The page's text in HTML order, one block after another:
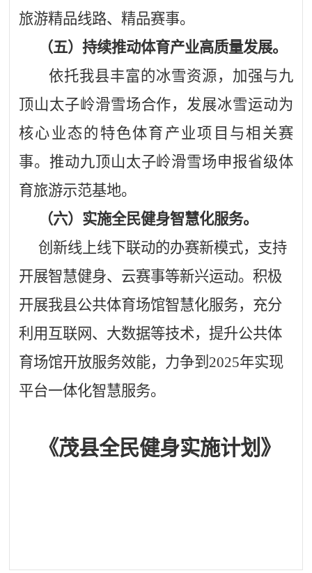
旅游精品线路、精品赛事。
（五）持续推动体育产业高质量发展。
依托我县丰富的冰雪资源，加强与九
顶山太子岭滑雪场合作，发展冰雪运动为
核心业态的特色体育产业项目与相关赛
事。推动九顶山太子岭滑雪场申报省级体
育旅游示范基地。
（六）实施全民健身智慧化服务。
创新线上线下联动的办赛新模式，支持
开展智慧健身、云赛事等新兴运动。积极
开展我县公共体育场馆智慧化服务，充分
利用互联网、大数据等技术，提升公共体
育场馆开放服务效能，力争到2025年实现
平台一体化智慧服务。
《茂县全民健身实施计划》